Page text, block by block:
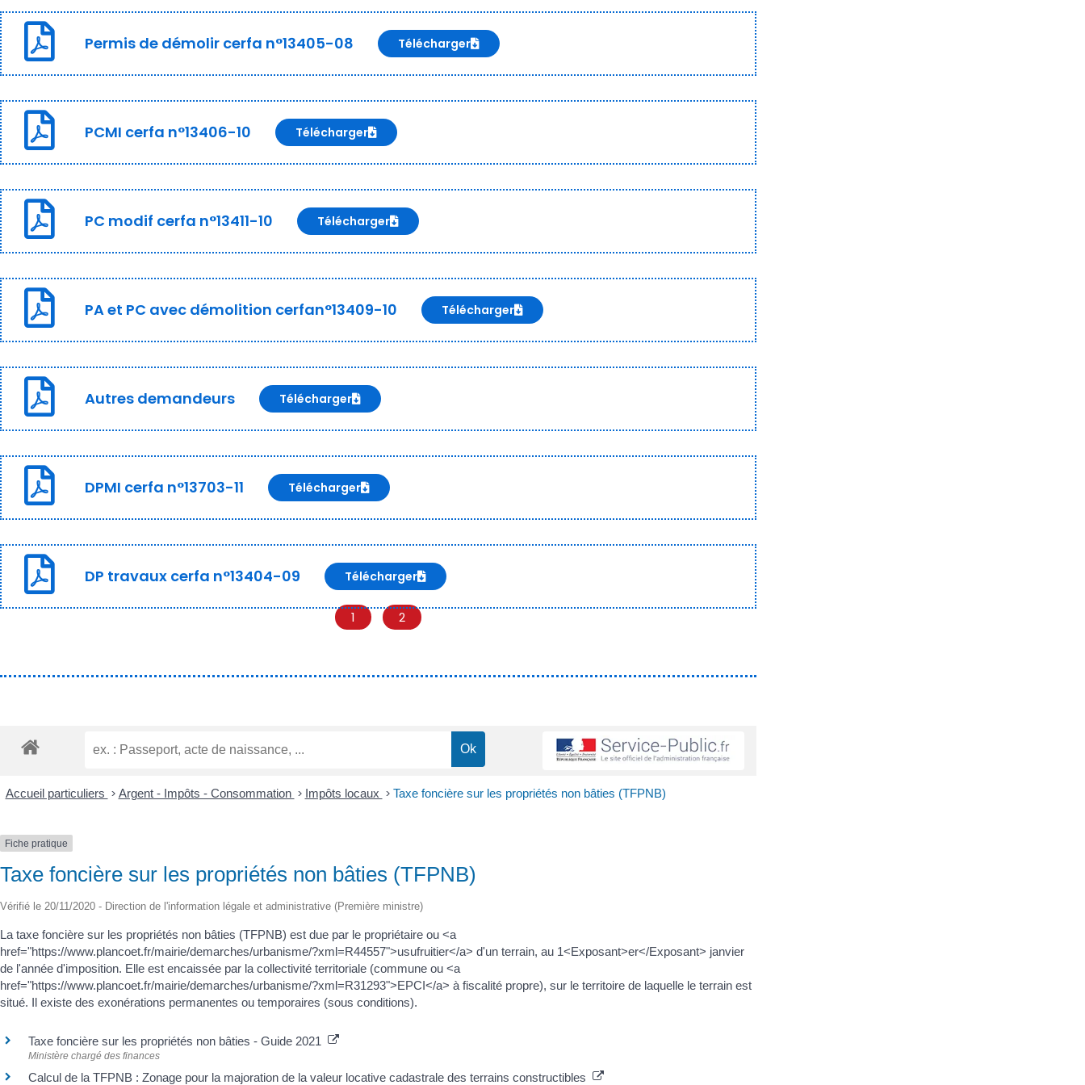
Permis de démolir cerfa n°13405-08 Télécharger
PCMI cerfa n°13406-10 Télécharger
PC modif cerfa n°13411-10 Télécharger
PA et PC avec démolition cerfan°13409-10 Télécharger
Autres demandeurs Télécharger
DPMI cerfa n°13703-11 Télécharger
DP travaux cerfa n°13404-09 Télécharger
1 2
Accueil particuliers > Argent - Impôts - Consommation > Impôts locaux > Taxe foncière sur les propriétés non bâties (TFPNB)
Fiche pratique
Taxe foncière sur les propriétés non bâties (TFPNB)
Vérifié le 20/11/2020 - Direction de l'information légale et administrative (Première ministre)
La taxe foncière sur les propriétés non bâties (TFPNB) est due par le propriétaire ou <a
href="https://www.plancoet.fr/mairie/demarches/urbanisme/?xml=R44557">usufruitier</a> d'un terrain, au 1<Exposant>er</Exposant> janvier
de l'année d'imposition. Elle est encaissée par la collectivité territoriale (commune ou <a
href="https://www.plancoet.fr/mairie/demarches/urbanisme/?xml=R31293">EPCI</a> à fiscalité propre), sur le territoire de laquelle le terrain est
situé. Il existe des exonérations permanentes ou temporaires (sous conditions).
Taxe foncière sur les propriétés non bâties - Guide 2021
Ministère chargé des finances
Calcul de la TFPNB : Zonage pour la majoration de la valeur locative cadastrale des terrains constructibles